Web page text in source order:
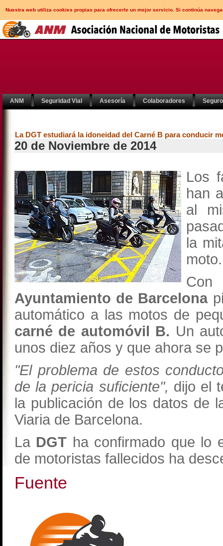
Nuestra web utiliza cookies propias para ofrecerle un mejor servicio. Si continúa
ANM Seguridad Vial Asesoría Colaboradores
La DGT estudiará la idoneidad del Carné B para conducir
20 de Noviembre de 2014
Los
han
al
la
moto.
Ayuntamiento de Barcelona
automático a las motos de
carné de automóvil B. Un
unos diez años y que ahora se
"El problema de estos
de la pericia suficiente", dijo el
la publicación de los datos de
Viaria de Barcelona.
La DGT ha confirmado que lo
de motoristas fallecidos ha
Fuente